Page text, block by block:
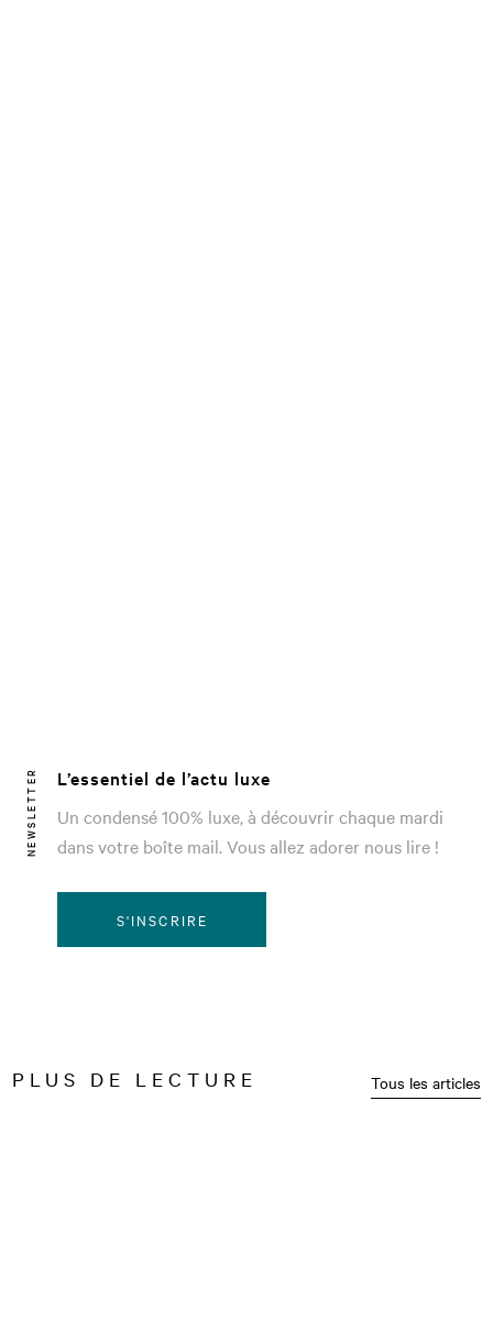
NEWSLETTER
L’essentiel de l’actu luxe
Un condensé 100% luxe, à découvrir chaque mardi
dans votre boîte mail. Vous allez adorer nous lire !
S'INSCRIRE
PLUS DE LECTURE Tous les articles